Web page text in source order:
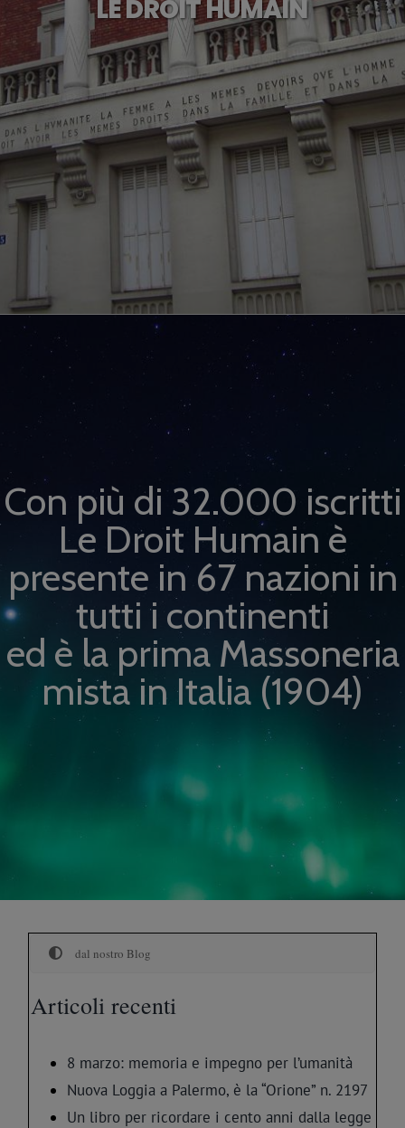
LE DROIT HUMAIN
Con più di 32.000 iscritti
Le Droit Humain è
presente in 67 nazioni in
tutti i continenti
ed è la prima Massoneria
mista in Italia (1904)
dal nostro Blog
Articoli recenti
8 marzo: memoria e impegno per l’umanità
Nuova Loggia a Palermo, è la “Orione” n. 2197
Un libro per ricordare i cento anni dalla legge